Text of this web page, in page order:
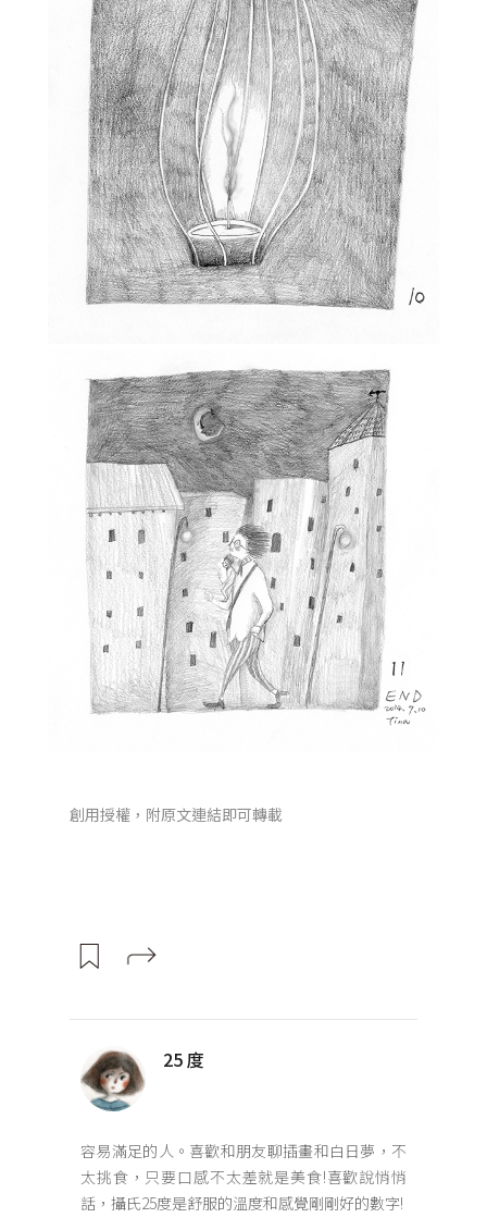
創用授權，附原文連結即可轉載
25 度
容易滿足的人。喜歡和朋友聊插畫和白日夢，不
太挑食，只要口感不太差就是美食!喜歡說悄悄
話，攝氏25度是舒服的溫度和感覺剛剛好的數字!